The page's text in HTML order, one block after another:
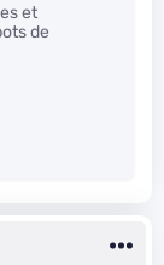
et
de